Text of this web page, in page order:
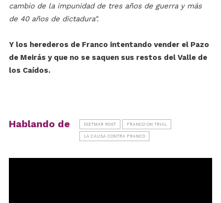
cambio de la impunidad de tres años de guerra y más
de 40 años de dictadura".
Y los herederos de Franco intentando vender el Pazo
de Meirás y que no se saquen sus restos del Valle de
los Caídos.
Hablando de DIETMAR POST FRANCO ON TRIAL
LA CAUSA CONTRA FRANCO